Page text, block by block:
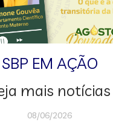
SBP EM AÇÃO
mais notícias
08/06/2026